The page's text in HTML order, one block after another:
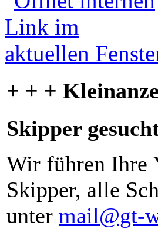
+ + +
Skipper
Wir führen Ihre
Skipper, alle
unter mail@gt-